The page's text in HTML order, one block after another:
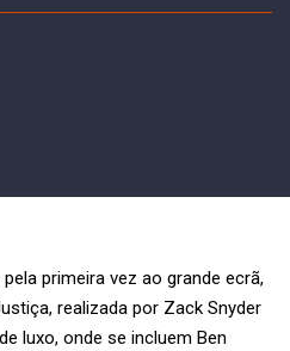
primeira vez ao grande ecrã,
realizada por Zack Snyder
luxo, onde se incluem Ben